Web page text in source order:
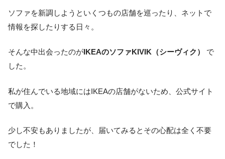
ソファを新調しようといくつもの店舗を巡ったり、ネットで
情報を探したりする日々。
そんな中出会ったのが IKEAのソファKIVIK（シーヴィク）
で
した。
私が住んでいる地域にはIKEAの店舗がないため、公式サイト
で購入。
少し不安もありましたが、届いてみるとその心配は全く不要
でした！